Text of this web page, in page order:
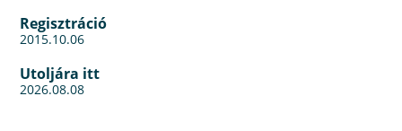
Regisztráció
2015.10.06
Utoljára itt
2026.08.08